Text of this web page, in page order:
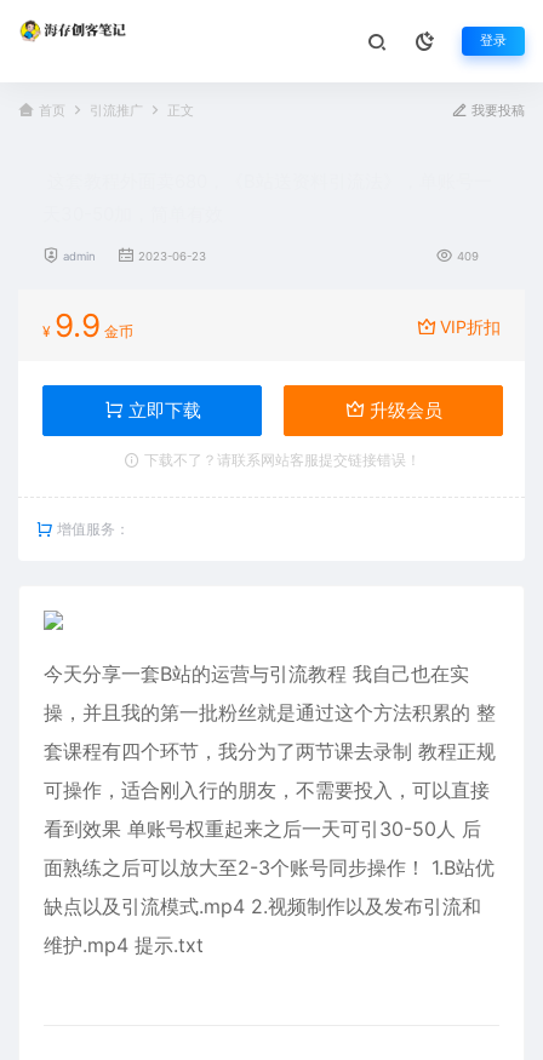
登录
首页 引流推广 正文 我要投稿
admin 2023-06-23 409
¥ 9.9 金币 VIP折扣
立即下载 升级会员
下载不了？请联系网站客服提交链接错误！
增值服务：
今天分享一套B站的运营与引流教程 我自己也在实
操，并且我的第一批粉丝就是通过这个方法积累的 整
套课程有四个环节，我分为了两节课去录制 教程正规
可操作，适合刚入行的朋友，不需要投入，可以直接
看到效果 单账号权重起来之后一天可引30-50人 后
面熟练之后可以放大至2-3个账号同步操作！ 1.B站优
缺点以及引流模式.mp4 2.视频制作以及发布引流和
维护.mp4 提示.txt